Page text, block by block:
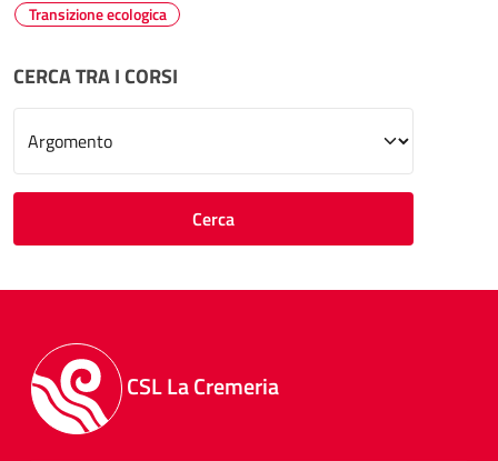
Transizione ecologica
CERCA TRA I CORSI
Cerca
CSL La Cremeria